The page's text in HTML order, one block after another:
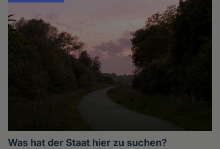
Was hat der Staat hier zu suchen?